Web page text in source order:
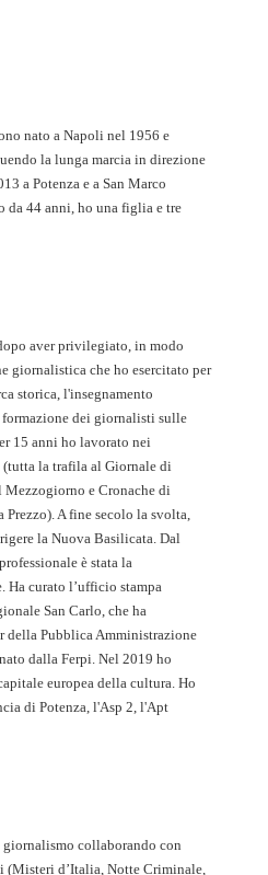
nato a Napoli nel 1956 e
la lunga marcia in direzione
a Potenza e a San Marco
da 44 anni, ho una figlia e tre
aver privilegiato, in modo
giornalistica che ho esercitato per
storica, l'insegnamento
dei giornalisti sulle
15 anni ho lavorato nei
la trafila al Giornale di
e Cronache di
A fine secolo la svolta,
la Nuova Basilicata. Dal
è stata la
curato l’ufficio stampa
San Carlo, che ha
della Pubblica Amministrazione
dalla Ferpi. Nel 2019 ho
europea della cultura. Ho
di Potenza, l'Asp 2, l'Apt
collaborando con
(Misteri d’Italia, Notte Criminale,